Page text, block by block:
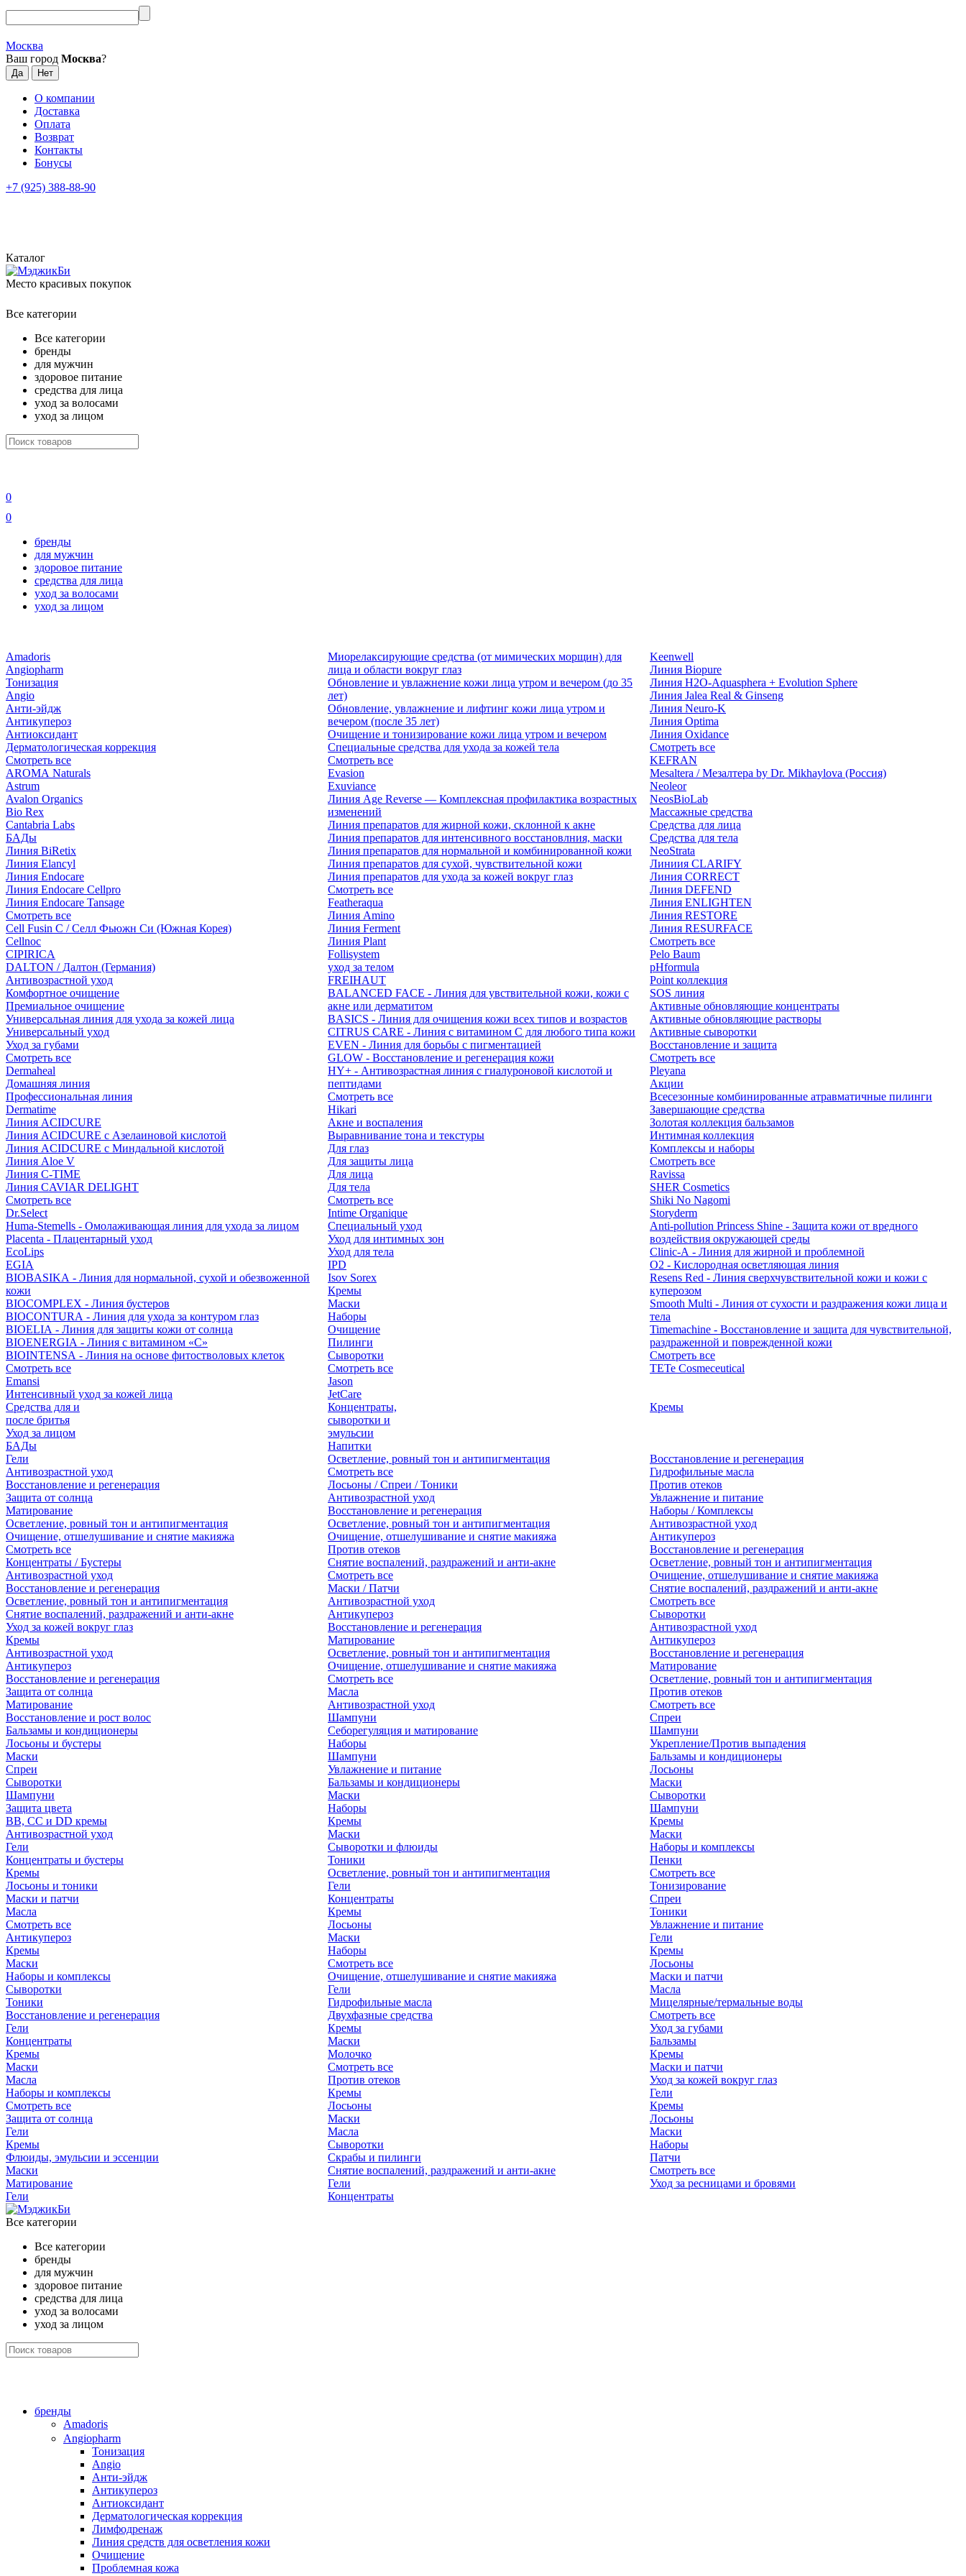
Москва
Ваш город Москва?
О компании
Доставка
Оплата
Возврат
Контакты
Бонусы
+7 (925) 388-88-90
Каталог
Место красивых покупок
Все категории
Все категории
бренды
для мужчин
здоровое питание
средства для лица
уход за волосами
уход за лицом
0
0
бренды
для мужчин
здоровое питание
средства для лица
уход за волосами
уход за лицом
Amadoris
Angiopharm
Тонизация
Angio
Анти-эйдж
Антикупероз
Антиоксидант
Дерматологическая коррекция
Смотреть все
AROMA Naturals
Astrum
Avalon Organics
Bio Rex
Cantabria Labs
БАДы
Линия BiRetix
Линия Elancyl
Линия Endocare
Линия Endocare Cellpro
Линия Endocare Tansage
Смотреть все
Cell Fusin C / Селл Фьюжн Си (Южная Корея)
Cellnoc
CIPIRICA
DALTON / Далтон (Германия)
Антивозрастной уход
Комфортное очищение
Премиальное очищение
Универсальная линия для ухода за кожей лица
Универсальный уход
Уход за губами
Смотреть все
Dermaheal
Домашняя линия
Профессиональная линия
Dermatime
Линия ACIDCURE
Линия ACIDCURE с Азелаиновой кислотой
Линия ACIDCURE с Миндальной кислотой
Линия Aloe V
Линия C-TIME
Линия CAVIAR DELIGHT
Смотреть все
Dr.Select
Huma-Stemells - Омолаживающая линия для ухода за лицом
Placenta - Плацентарный уход
EcoLips
EGIA
BIOBASIKA - Линия для нормальной, сухой и обезвоженной
кожи
BIOCOMPLEX - Линия бустеров
BIOCONTURA - Линия для ухода за контуром глаз
BIOELIA - Линия для защиты кожи от солнца
BIOENERGIA - Линия с витамином «С»
BIOINTENSA - Линия на основе фитостволовых клеток
Смотреть все
Emansi
Интенсивный уход за кожей лица
Миорелаксирующие средства (от мимических морщин) для
лица и области вокруг глаз
Обновление и увлажнение кожи лица утром и вечером (до 35
лет)
Обновление, увлажнение и лифтинг кожи лица утром и
вечером (после 35 лет)
Очищение и тонизирование кожи лица утром и вечером
Специальные средства для ухода за кожей тела
Смотреть все
Evasion
Exuviance
Линия Age Reverse — Комплексная профилактика возрастных
изменений
Линия препаратов для жирной кожи, склонной к акне
Линия препаратов для интенсивного восстановлния, маски
Линия препаратов для нормальной и комбинированной кожи
Линия препаратов для сухой, чувствительной кожи
Линия препаратов для ухода за кожей вокруг глаз
Смотреть все
Featheraqua
Линия Amino
Линия Ferment
Линия Plant
Follisystem
уход за телом
FREIHAUT
BALANCED FACE - Линия для увствительной кожи, кожи с
акне или дерматитом
BASICS - Линия для очищения кожи всех типов и возрастов
CITRUS CARE - Линия с витамином С для любого типа кожи
EVEN - Линия для борьбы с пигментацией
GLOW - Восстановление и регенерация кожи
HY+ - Антивозрастная линия с гиалуроновой кислотой и
пептидами
Смотреть все
Hikari
Акне и воспаления
Выравнивание тона и текстуры
Для глаз
Для защиты лица
Для лица
Для тела
Смотреть все
Intime Organique
Специальный уход
Уход для интимных зон
Уход для тела
IPD
Isov Sorex
Кремы
Маски
Наборы
Очищение
Пилинги
Сыворотки
Смотреть все
Jason
JetCare
Keenwell
Линия Biopure
Линия H2O-Aquasphera + Evolution Sphere
Линия Jalea Real & Ginseng
Линия Neuro-K
Линия Optima
Линия Oxidance
Смотреть все
KEFRAN
Mesaltera / Мезалтера by Dr. Mikhaylova (Россия)
Neoleor
NeosBioLab
Массажные средства
Средства для лица
Средства для тела
NeoStrata
Линиия CLARIFY
Линия CORRECT
Линия DEFEND
Линия ENLIGHTEN
Линия RESTORE
Линия RESURFACE
Смотреть все
Pelo Baum
pHformula
Point коллекция
SOS линия
Активные обновляющие концентраты
Активные обновляющие растворы
Активные сыворотки
Восстановление и защита
Смотреть все
Pleyana
Акции
Всесезонные комбинированные атравматичные пилинги
Завершающие средства
Золотая коллекция бальзамов
Интимная коллекция
Комплексы и наборы
Смотреть все
Ravissa
SHER Cosmetics
Shiki No Nagomi
Storyderm
Anti-pollution Princess Shine - Защита кожи от вредного
воздействия окружающей среды
Clinic-A - Линия для жирной и проблемной
O2 - Кислородная осветляющая линия
Resens Red - Линия сверхчувствительной кожи и кожи с
куперозом
Smooth Multi - Линия от сухости и раздражения кожи лица и
тела
Timemachine - Восстановление и защита для чувствительной,
раздраженной и поврежденной кожи
Смотреть все
TETe Cosmeceutical
Средства для и
после бритья
Уход за лицом
Концентраты,
сыворотки и
эмульсии
Кремы
БАДы
Напитки
Гели
Антивозрастной уход
Восстановление и регенерация
Защита от солнца
Матирование
Осветление, ровный тон и антипигментация
Очищение, отшелушивание и снятие макияжа
Смотреть все
Концентраты / Бустеры
Антивозрастной уход
Восстановление и регенерация
Осветление, ровный тон и антипигментация
Снятие воспалений, раздражений и анти-акне
Уход за кожей вокруг глаз
Кремы
Антивозрастной уход
Антикупероз
Восстановление и регенерация
Защита от солнца
Матирование
Осветление, ровный тон и антипигментация
Смотреть все
Лосьоны / Спреи / Тоники
Антивозрастной уход
Восстановление и регенерация
Осветление, ровный тон и антипигментация
Очищение, отшелушивание и снятие макияжа
Против отеков
Снятие воспалений, раздражений и анти-акне
Смотреть все
Маски / Патчи
Антивозрастной уход
Антикупероз
Восстановление и регенерация
Матирование
Осветление, ровный тон и антипигментация
Очищение, отшелушивание и снятие макияжа
Смотреть все
Масла
Антивозрастной уход
Восстановление и регенерация
Гидрофильные масла
Против отеков
Увлажнение и питание
Наборы / Комплексы
Антивозрастной уход
Антикупероз
Восстановление и регенерация
Осветление, ровный тон и антипигментация
Очищение, отшелушивание и снятие макияжа
Снятие воспалений, раздражений и анти-акне
Смотреть все
Сыворотки
Антивозрастной уход
Антикупероз
Восстановление и регенерация
Матирование
Осветление, ровный тон и антипигментация
Против отеков
Смотреть все
Восстановление и рост волос
Бальзамы и кондиционеры
Лосьоны и бустеры
Маски
Спреи
Сыворотки
Шампуни
Защита цвета
Шампуни
Себорегуляция и матирование
Наборы
Шампуни
Увлажнение и питание
Бальзамы и кондиционеры
Маски
Наборы
Спреи
Шампуни
Укрепление/Против выпадения
Бальзамы и кондиционеры
Лосьоны
Маски
Сыворотки
Шампуни
BB, CC и DD кремы
Антивозрастной уход
Гели
Концентраты и бустеры
Кремы
Лосьоны и тоники
Маски и патчи
Масла
Смотреть все
Антикупероз
Кремы
Маски
Наборы и комплексы
Сыворотки
Тоники
Восстановление и регенерация
Гели
Концентраты
Кремы
Маски
Масла
Наборы и комплексы
Смотреть все
Защита от солнца
Гели
Кремы
Флюиды, эмульсии и эссенции
Маски
Матирование
Гели
Кремы
Маски
Сыворотки и флюиды
Тоники
Осветление, ровный тон и антипигментация
Гели
Концентраты
Кремы
Лосьоны
Маски
Наборы
Смотреть все
Очищение, отшелушивание и снятие макияжа
Гели
Гидрофильные масла
Двухфазные средства
Кремы
Маски
Молочко
Смотреть все
Против отеков
Кремы
Лосьоны
Маски
Масла
Сыворотки
Скрабы и пилинги
Снятие воспалений, раздражений и анти-акне
Гели
Концентраты
Кремы
Маски
Наборы и комплексы
Пенки
Смотреть все
Тонизирование
Спреи
Тоники
Увлажнение и питание
Гели
Кремы
Лосьоны
Маски и патчи
Масла
Мицелярные/термальные воды
Смотреть все
Уход за губами
Бальзамы
Кремы
Маски и патчи
Уход за кожей вокруг глаз
Гели
Кремы
Лосьоны
Маски
Наборы
Патчи
Смотреть все
Уход за ресницами и бровями
Все категории
Все категории
бренды
для мужчин
здоровое питание
средства для лица
уход за волосами
уход за лицом
бренды
Amadoris
Angiopharm
Тонизация
Angio
Анти-эйдж
Антикупероз
Антиоксидант
Дерматологическая коррекция
Лимфодренаж
Линия средств для осветления кожи
Очищение
Проблемная кожа